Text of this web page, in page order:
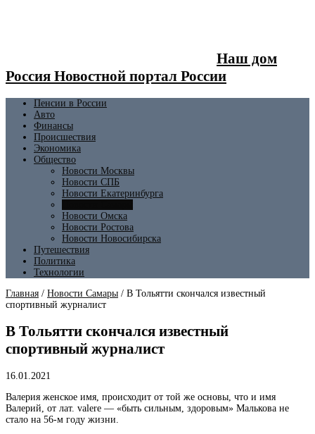
Наш дом
Россия Новостной портал России
Пенсии в России
Авто
Финансы
Происшествия
Экономика
Общество
Новости Москвы
Новости СПБ
Новости Екатеринбурга
Новости Омска
Новости Ростова
Новости Новосибирска
Путешествия
Политика
Технологии
Главная / Новости Самары / В Тольятти скончался известный
спортивный журналист
В Тольятти скончался известный
спортивный журналист
16.01.2021
Валерия женское имя, происходит от той же основы, что и имя
Валерий, от лат. valere — «быть сильным, здоровым» Малькова не
стало на 56-м году жизни.